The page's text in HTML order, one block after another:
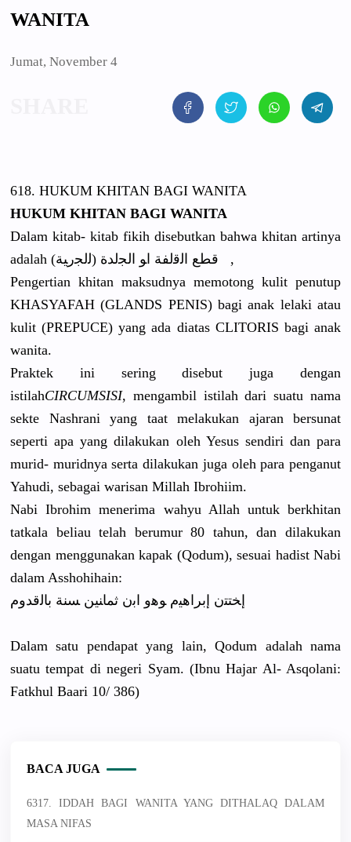
WANITA
Jumat, November 4
618. HUKUM KHITAN BAGI WANITA
HUKUM KHITAN BAGI WANITA
Dalam kitab- kitab fikih disebutkan bahwa khitan artinya
adalah
,
Pengertian khitan maksudnya memotong kulit penutup
KHASYAFAH (GLANDS PENIS) bagi anak lelaki atau
kulit (PREPUCE) yang ada diatas CLITORIS bagi anak
wanita.
Praktek ini sering disebut juga dengan
istilahCIRCUMSISI, mengambil istilah dari suatu nama
sekte Nashrani yang taat melakukan ajaran bersunat
seperti apa yang dilakukan oleh Yesus sendiri dan para
murid- muridnya serta dilakukan juga oleh para penganut
Yahudi, sebagai warisan Millah Ibrohiim.
Nabi Ibrohim menerima wahyu Allah untuk berkhitan
tatkala beliau telah berumur 80 tahun, dan dilakukan
dengan menggunakan kapak (Qodum), sesuai hadist Nabi
dalam Asshohihain:
ﺇﺨﺘﺘﻥ ﺇﺑﺮﺍﻫﻴﻡ ﻮﻫﻭ ﺍﺑﻥ ﺛﻤﺎﻨﻴﻦ ﺴﻨﺔ ﺑﺎﻟﻗﺪﻭﻡ
Dalam satu pendapat yang lain, Qodum adalah nama
suatu tempat di negeri Syam. (Ibnu Hajar Al- Asqolani:
Fatkhul Baari 10/ 386)
BACA JUGA
6317. IDDAH BAGI WANITA YANG DITHALAQ DALAM
MASA NIFAS